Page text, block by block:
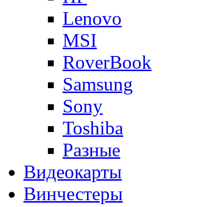
Lenovo
MSI
RoverBook
Samsung
Sony
Toshiba
Разные
Видеокарты
Винчестеры